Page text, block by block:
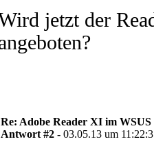
jetzt der
Re: Adobe Reader XI im WSUS
Antwort #2 - 03.05.13 um